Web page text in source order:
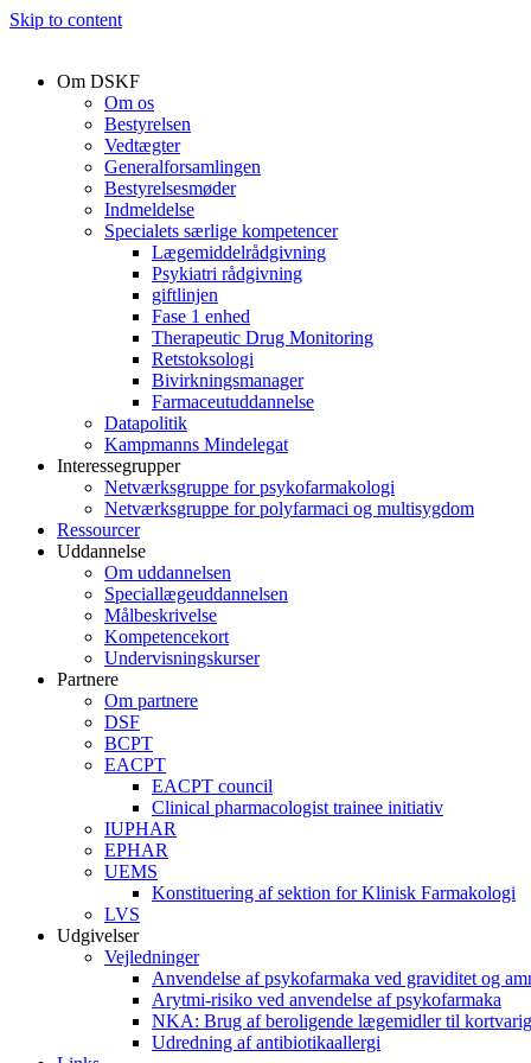
Skip to content
Om DSKF
Om os
Bestyrelsen
Vedtægter
Generalforsamlingen
Bestyrelsesmøder
Indmeldelse
Specialets særlige kompetencer
Lægemiddelrådgivning
Psykiatri rådgivning
giftlinjen
Fase 1 enhed
Therapeutic Drug Monitoring
Retstoksologi
Bivirkningsmanager
Farmaceutuddannelse
Datapolitik
Kampmanns Mindelegat
Interessegrupper
Netværksgruppe for psykofarmakologi
Netværksgruppe for polyfarmaci og multisygdom
Ressourcer
Uddannelse
Om uddannelsen
Speciallægeuddannelsen
Målbeskrivelse
Kompetencekort
Undervisningskurser
Partnere
Om partnere
DSF
BCPT
EACPT
EACPT council
Clinical pharmacologist trainee initiativ
IUPHAR
EPHAR
UEMS
Konstituering af sektion for Klinisk Farmakologi
LVS
Udgivelser
Vejledninger
Anvendelse af psykofarmaka ved graviditet og
Arytmi-risiko ved anvendelse af psykofarmaka
NKA: Brug af beroligende lægemidler til
Udredning af antibiotikaallergi